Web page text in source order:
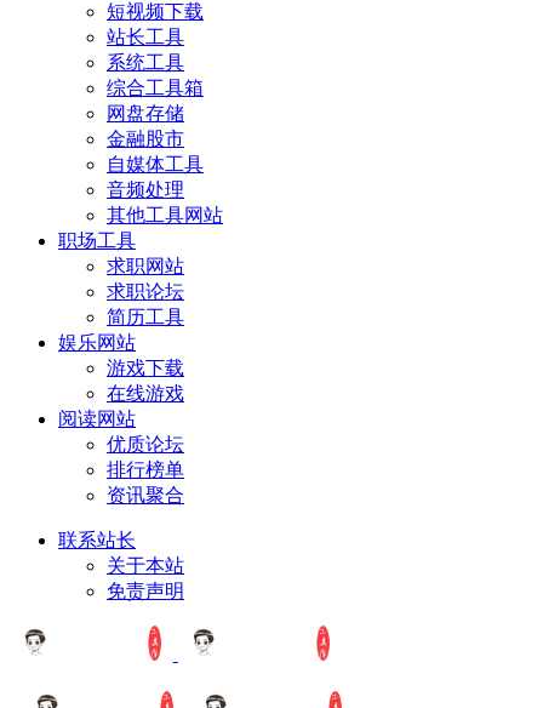
短视频下载
站长工具
系统工具
综合工具箱
网盘存储
金融股市
自媒体工具
音频处理
其他工具网站
职场工具
求职网站
求职论坛
简历工具
娱乐网站
游戏下载
在线游戏
阅读网站
优质论坛
排行榜单
资讯聚合
联系站长
关于本站
免责声明